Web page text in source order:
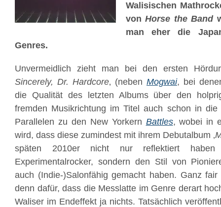
Walisischen
vonHorse the Band
man eher die
Genres.
Unvermeidlich zieht man bei den ersten
Sincerely, Dr. Hardcore‚ (neben Mogwai, bei
die Qualität des letzten Albums über den
fremden Musikrichtung im Titel auch schon in
Parallelen zu den New Yorkern Battles, wobei in
wird, dass diese zumindest mit ihrem Debutalbum ‚
späten 2010er nicht nur reflektiert
Experimentalrocker, sondern den Stil von
auch (Indie-)Salonfähig gemacht haben. Ganz
denn dafür, dass die Messlatte im Genre derart
Waliser im Endeffekt ja nichts. Tatsächlich